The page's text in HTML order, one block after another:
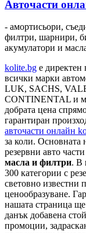
Авточасти
- амортисьори,
филтри, шарнири,
акумулатори и
kolite.bg e директен
всички марки
LUK, SACHS,
CONTINENTAL и
добрата цена
гарантиран
авточасти онлайн
за коли. Основната
резервни авто
масла и филтри. В
300 категории с
световно известни
ценообразуване.
нашата страница
данък добавена
промоции,